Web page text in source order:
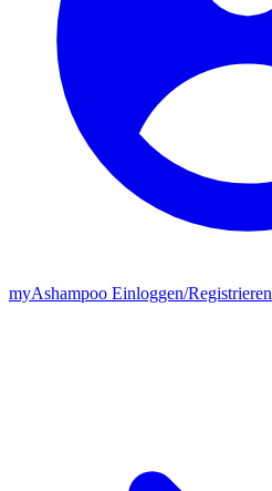
myAshampoo Einloggen/Registrieren